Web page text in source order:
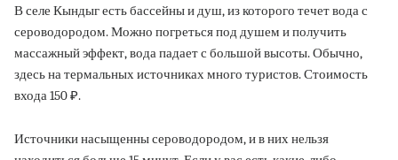
В селе Кындыг есть бассейны и душ, из которого течет вода с
сероводородом. Можно погреться под душем и получить
массажный эффект, вода падает с большой высоты. Обычно,
здесь на термальных источниках много туристов. Стоимость
входа 150 ₽.
Источники насыщенны сероводородом, и в них нельзя